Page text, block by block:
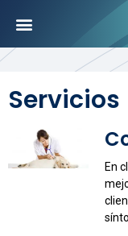
Servicios
En